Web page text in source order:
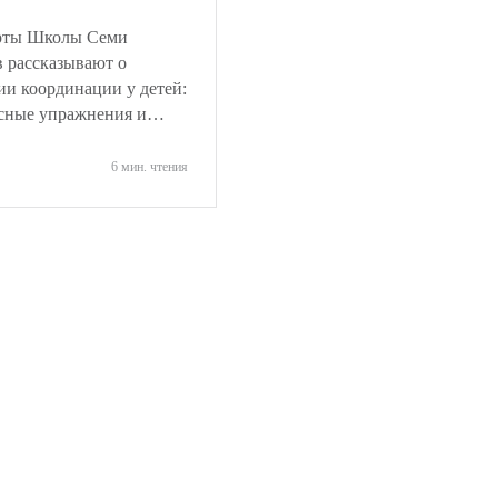
Школы Семи
рассказывают о
координации у детей:
упражнения и
координации
6 мин. чтения